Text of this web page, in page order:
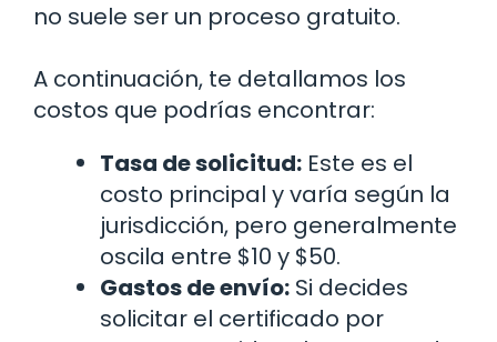
no suele ser un proceso gratuito.
A continuación, te detallamos los
costos que podrías encontrar:
Tasa de solicitud: Este es el
costo principal y varía según la
jurisdicción, pero generalmente
oscila entre $10 y $50.
Gastos de envío: Si decides
solicitar el certificado por